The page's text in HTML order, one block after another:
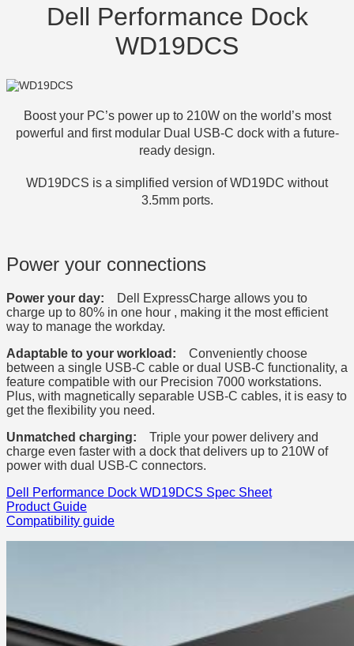
Dell Performance Dock
WD19DCS
Boost your PC’s power up to 210W on the world’s most
powerful and first modular Dual USB-C dock with a future-
ready design.
WD19DCS is a simplified version of WD19DC without
3.5mm ports.
Power your connections
Power your day:
Dell ExpressCharge allows you to
charge up to 80% in one hour , making it the most efficient
way to manage the workday.
Adaptable to your workload: Conveniently choose
between a single USB-C cable or dual USB-C functionality, a
feature compatible with our Precision 7000 workstations.
Plus, with magnetically separable USB-C cables, it is easy to
get the flexibility you need.
Unmatched charging: Triple your power delivery and
charge even faster with a dock that delivers up to 210W of
power with dual USB-C connectors.
Dell Performance Dock WD19DCS Spec Sheet
Product Guide
Compatibility guide